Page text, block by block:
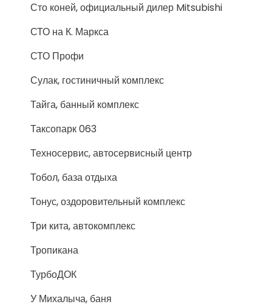
Сто коней, официальный дилер Mitsubishi
СТО на К. Маркса
СТО Профи
Сулак, гостиничный комплекс
Тайга, банный комплекс
Таксопарк 063
Техносервис, автосервисный центр
Тобол, база отдыха
Тонус, оздоровительный комплекс
Три кита, автокомплекс
Тропикана
ТурбоДОК
У Михалыча, баня